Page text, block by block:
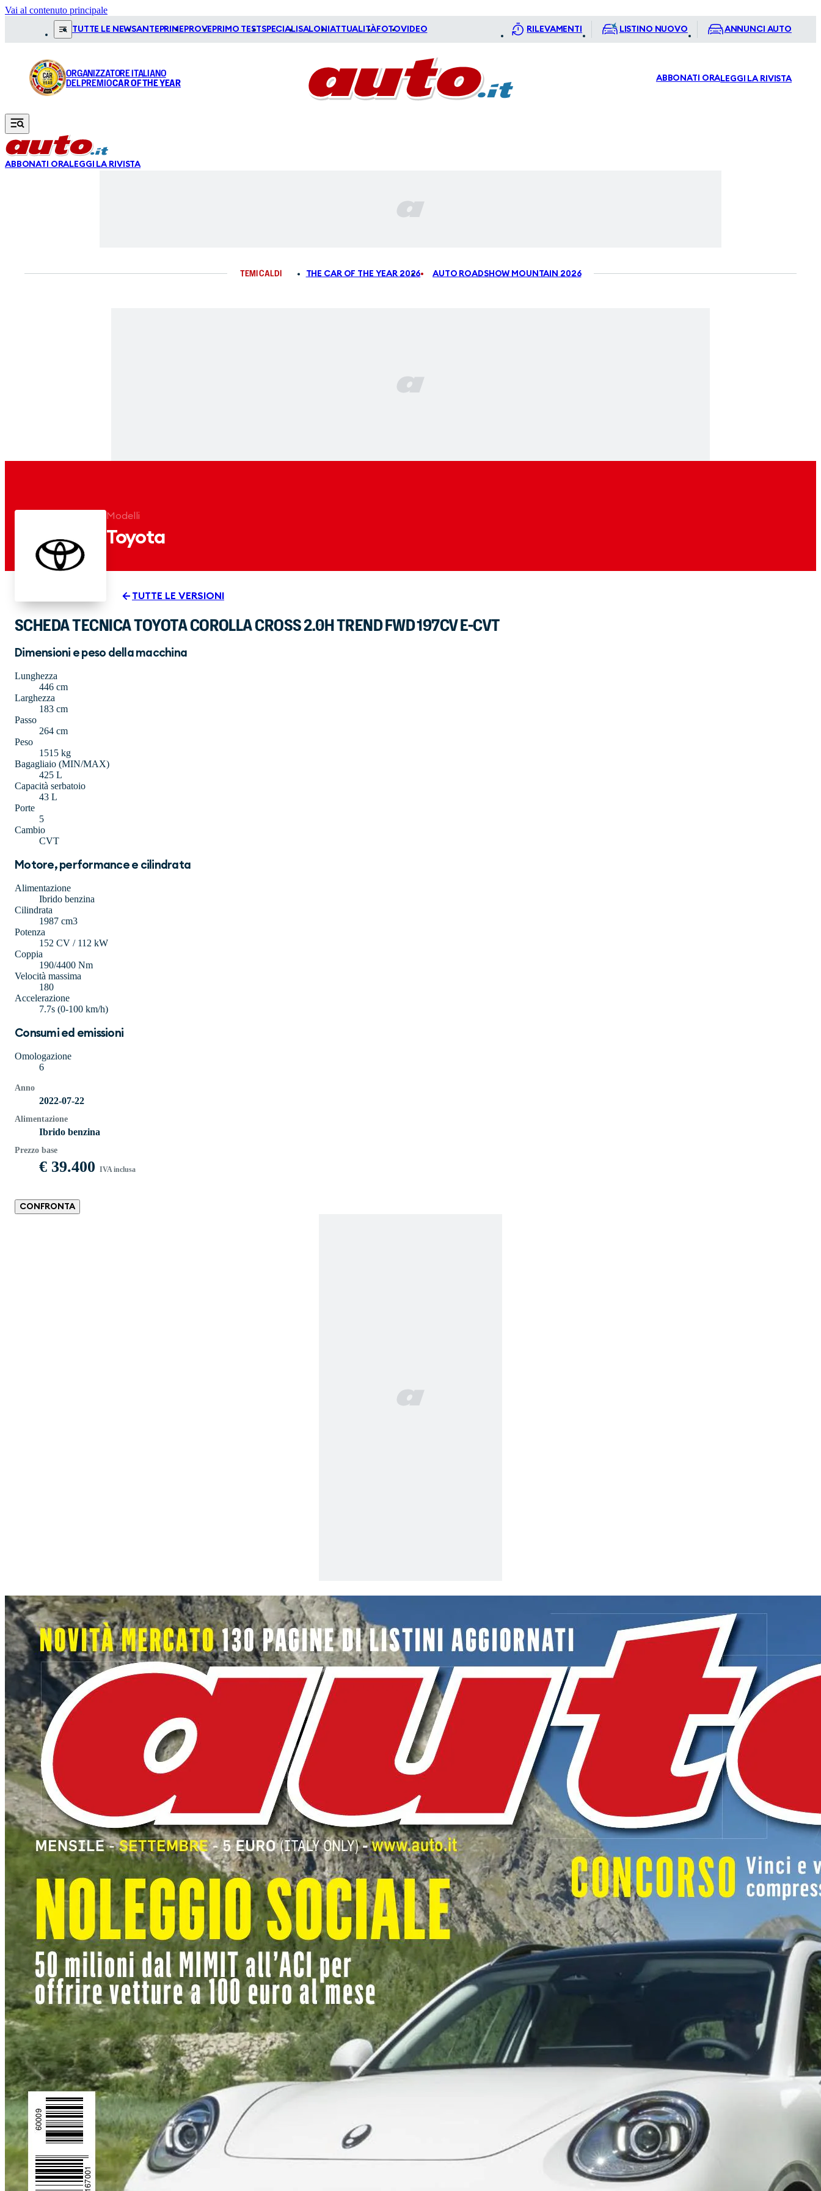
Vai al contenuto principale
TUTTE LE NEWSANTEPRIME PROVE PRIMO TESTSPECIALI SALONI ATTUALITÀFOTOVIDEO RILEVAMENTI LISTINO NUOVO ANNUNCI AUTO
ORGANIZZATORE ITALIANO
DEL PREMIOCAR OF THE YEAR ABBONATI ORALEGGI LA RIVISTA
ABBONATI ORALEGGI LA RIVISTA
TEMI CALDI THE CAR OF THE YEAR 2026 AUTO ROADSHOW MOUNTAIN 2026
Modelli
Toyota
TUTTE LE VERSIONI
SCHEDA TECNICA TOYOTA COROLLA CROSS 2.0H TREND FWD 197CV E-CVT
Dimensioni e peso della macchina
Lunghezza
446 cm
Larghezza
183 cm
Passo
264 cm
Peso
1515 kg
Bagagliaio (MIN/MAX)
425 L
Capacità serbatoio
43 L
Porte
5
Cambio
CVT
Motore, performance e cilindrata
Alimentazione
Ibrido benzina
Cilindrata
1987 cm3
Potenza
152 CV / 112 kW
Coppia
190/4400 Nm
Velocità massima
180
Accelerazione
7.7s (0-100 km/h)
Consumi ed emissioni
Omologazione
6
Anno
2022-07-22
Alimentazione
Ibrido benzina
Prezzo base
€ 39.400 IVA inclusa
CONFRONTA